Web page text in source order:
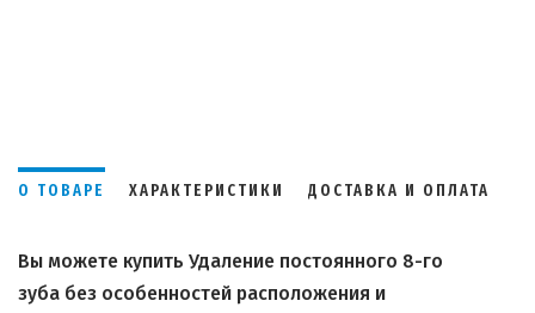
О ТОВАРЕ ХАРАКТЕРИСТИКИ ДОСТАВКА И ОПЛАТА
Вы можете купить Удаление постоянного 8-го
зуба без особенностей расположения и